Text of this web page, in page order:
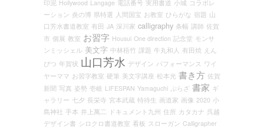
印泥 Hollywood Langage 電話番号 実用書道 小城 コラボレ
ーション 炎の博 県特選 人間国宝 お教室 ひらがな 宿題 山
口芳水書道教室 有田 JA 深川家 calligraphy 条幅 講師 佐賀
市 個展 教室 お習字 Housui One direction 記念堂 モンサ
ンミッシェル 美文字 中林梧竹 課題 牛丸和人 有田焼 えん
ぴつ 年賀状 山口芳水 デザイン パフォーマンス ワイ
ヤーママ お習字教室 硬筆 美文字講座 松本光 書き方 佐賀
新聞 写真 姿勢 壱岐 LIFESPAN Yamaguchi ぷらざ 書家 ギ
ャラリー 七夕 長栄寺 宮本武蔵 特待生 画道家 画像 2020 小
島神社 手本 井上萬二 ドキュメント九州 住所 カタカナ
呉越
デザイン書 シロクロ書道教室 看板 スローガン Calligrapher